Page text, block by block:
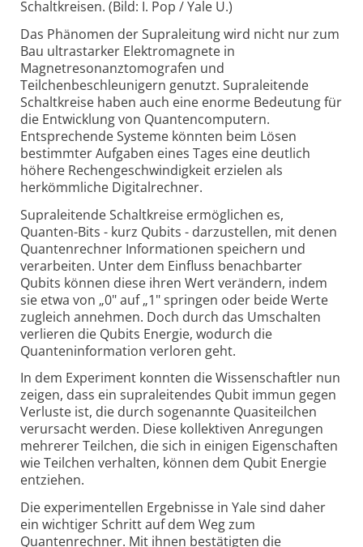
Schaltkreisen. (Bild: I. Pop / Yale U.)
Das Phänomen der Supraleitung wird nicht nur zum
Bau ultrastarker Elektromagnete in
Magnetresonanztomografen und
Teilchenbeschleunigern genutzt. Supraleitende
Schaltkreise haben auch eine enorme Bedeutung für
die Entwicklung von Quantencomputern.
Entsprechende Systeme könnten beim Lösen
bestimmter Aufgaben eines Tages eine deutlich
höhere Rechengeschwindigkeit erzielen als
herkömmliche Digitalrechner.
Supraleitende Schaltkreise ermöglichen es,
Quanten-Bits - kurz Qubits - darzustellen, mit denen
Quantenrechner Informationen speichern und
verarbeiten. Unter dem Einfluss benachbarter
Qubits können diese ihren Wert verändern, indem
sie etwa von „0" auf „1" springen oder beide Werte
zugleich annehmen. Doch durch das Umschalten
verlieren die Qubits Energie, wodurch die
Quanteninformation verloren geht.
In dem Experiment konnten die Wissenschaftler nun
zeigen, dass ein supraleitendes Qubit immun gegen
Verluste ist, die durch sogenannte Quasiteilchen
verursacht werden. Diese kollektiven Anregungen
mehrerer Teilchen, die sich in einigen Eigenschaften
wie Teilchen verhalten, können dem Qubit Energie
entziehen.
Die experimentellen Ergebnisse in Yale sind daher
ein wichtiger Schritt auf dem Weg zum
Quantenrechner. Mit ihnen bestätigten die